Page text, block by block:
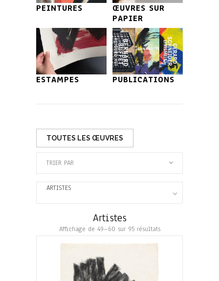
PEINTURES
ŒUVRES SUR
PAPIER
ESTAMPES PUBLICATIONS
TOUTES LES ŒUVRES
ARTISTES
Artistes
Affichage de 49–60 sur 95 résultats
TRIER PAR